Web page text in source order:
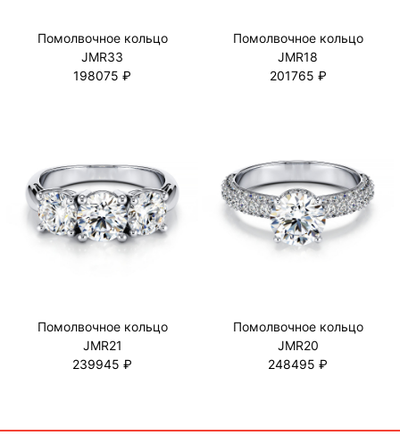
Помолвочное кольцо
JMR33
198075 ₽
Помолвочное кольцо
JMR18
201765 ₽
Помолвочное кольцо
JMR21
239945 ₽
Помолвочное кольцо
JMR20
248495 ₽